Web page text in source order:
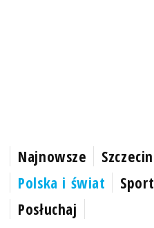
Najnowsze Szczecin
Polska i świat
Sport
Posłuchaj